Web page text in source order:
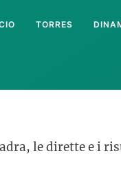
TORRES
le dirette e i